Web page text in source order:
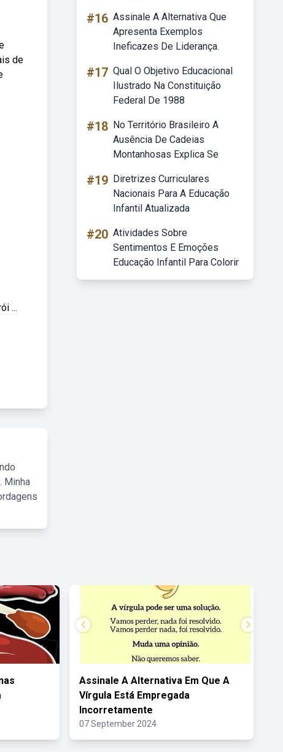
de
...
Minha
#16 Assinale A Alternativa Que
Apresenta Exemplos
Ineficazes De Liderança.
#17 Qual O Objetivo Educacional
Ilustrado Na Constituição
Federal De 1988
#18 No Território Brasileiro A
Ausência De Cadeias
Montanhosas Explica Se
#19 Diretrizes Curriculares
Nacionais Para A Educação
Infantil Atualizada
#20 Atividades Sobre
Sentimentos E Emoções
Educação Infantil Para Colorir
Assinale A Alternativa Em Que A
Vírgula Está Empregada
Incorretamente
07 September 2024